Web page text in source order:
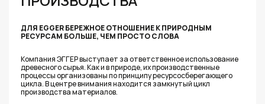
ДЛЯ EGGER БЕРЕЖНОЕ ОТНОШЕНИЕ К ПРИРОДНЫМ
РЕСУРСАМ БОЛЬШЕ, ЧЕМ ПРОСТО СЛОВА
Компания ЭГГЕР выступает за ответственное использование
древесного сырья. Как и в природе, их производственные
процессы организованы по принципу ресурсосберегающего
цикла. В центре внимания находится замкнутый цикл
производства материалов.